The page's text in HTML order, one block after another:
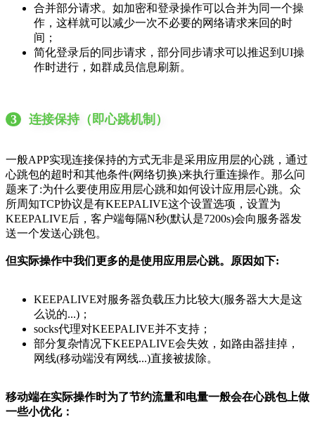
合并部分请求。如加密和登录操作可以合并为同一个操
作，这样就可以减少一次不必要的网络请求来回的时
间；
简化登录后的同步请求，部分同步请求可以推迟到UI操
作时进行，如群成员信息刷新。
3 连接保持（即心跳机制）
一般APP实现连接保持的方式无非是采用应用层的心跳，通过
心跳包的超时和其他条件(网络切换)来执行重连操作。那么问
题来了:为什么要使用应用层心跳和如何设计应用层心跳。众
所周知TCP协议是有KEEPALIVE这个设置选项，设置为
KEEPALIVE后，客户端每隔N秒(默认是7200s)会向服务器发
送一个发送心跳包。
但实际操作中我们更多的是使用应用层心跳。原因如下:
KEEPALIVE对服务器负载压力比较大(服务器大大是这
么说的...)；
socks代理对KEEPALIVE并不支持；
部分复杂情况下KEEPALIVE会失效，如路由器挂掉，
网线(移动端没有网线...)直接被拔除。
移动端在实际操作时为了节约流量和电量一般会在心跳包上做
一些小优化：